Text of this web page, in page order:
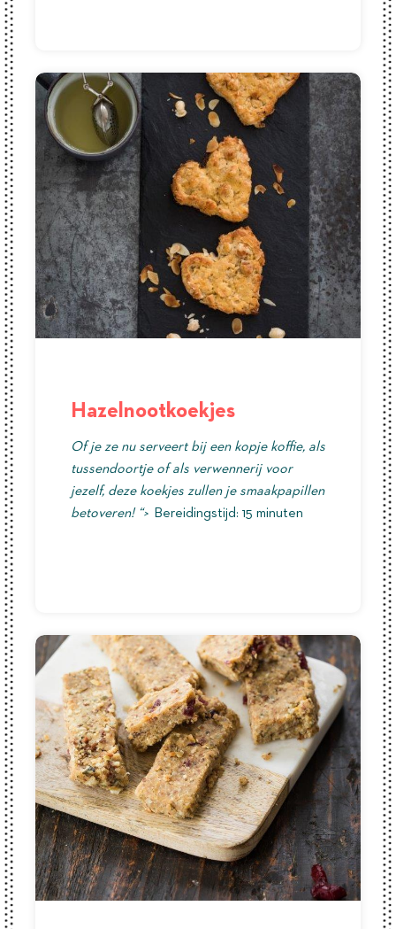
Hazelnootkoekjes
Of je ze nu serveert bij een kopje koffie, als
tussendoortje of als verwennerij voor
jezelf, deze koekjes zullen je smaakpapillen
betoveren! “> Bereidingstijd: 15 minuten